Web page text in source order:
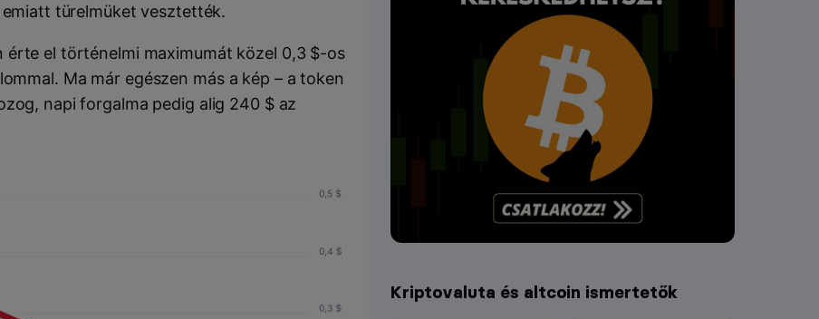
türelmüket vesztették.
érte el történelmi maximumát közel 0,3 $-os
Ma már egészen más a kép – a token
napi forgalma pedig alig 240 $ az
Kriptovaluta és altcoin ismertetők